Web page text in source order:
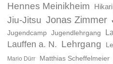
Hennes Meinikheim
Jiu-Jitsu Jonas Zimmer
Jugendcamp Jugendlehrgang
Lauffen a. N. Lehrgang
Mario Dürr
Matthias Scheffelmeier